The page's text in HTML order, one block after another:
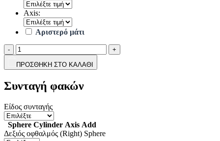
Axis:
Αριστερό μάτι
- +
ΠΡΟΣΘΗΚΗ ΣΤΟ ΚΑΛΑΘΙ
Συνταγή φακών
Είδος συνταγής
Sphere Cylinder Axis Add
Δεξιός οφθαλμός (Right) Sphere